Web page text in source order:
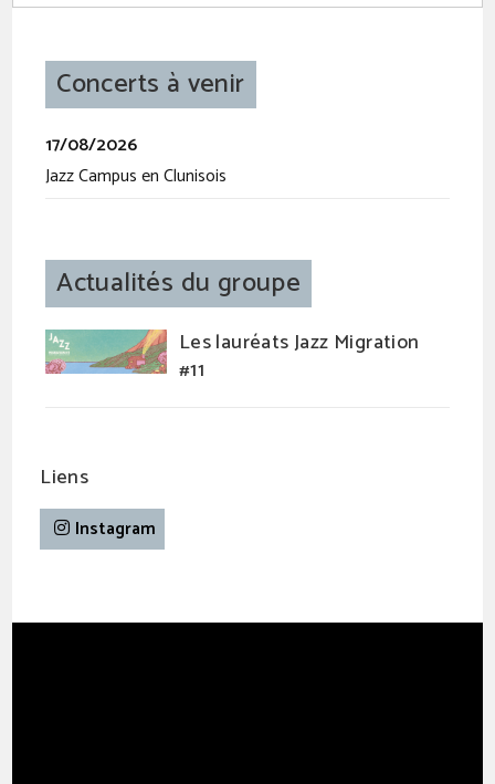
Concerts à venir
17/08/2026
Jazz Campus en Clunisois
Actualités du groupe
Les lauréats Jazz Migration
#11
Liens
Instagram